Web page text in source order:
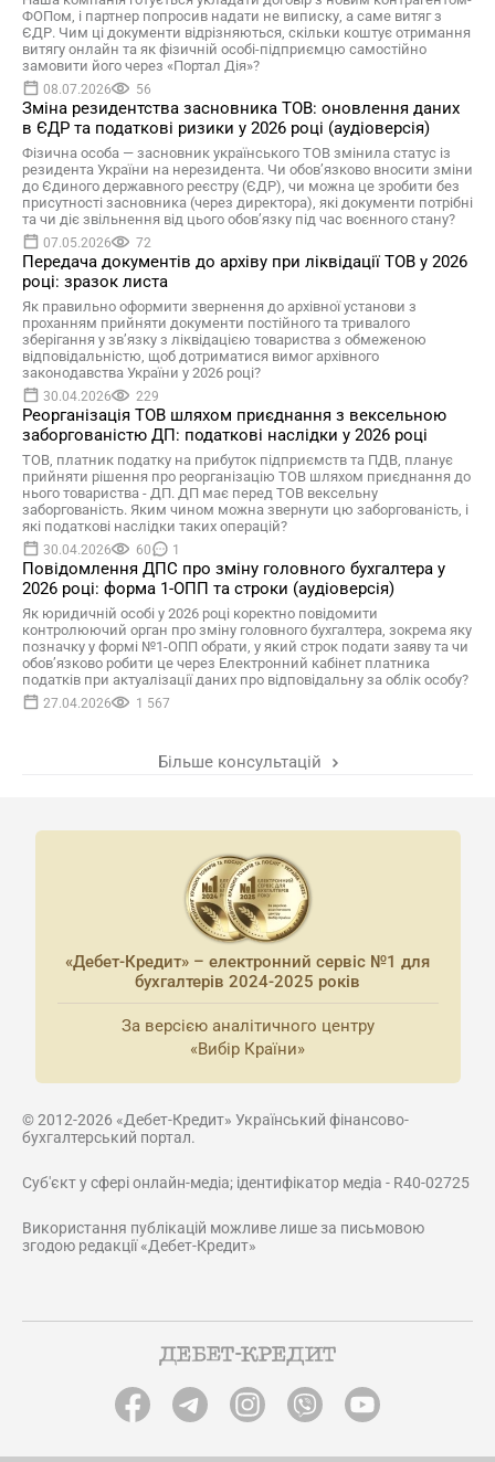
ФОПом, і партнер попросив надати не виписку, а саме витяг з
ЄДР. Чим ці документи відрізняються, скільки коштує отримання
витягу онлайн та як фізичній особі-підприємцю самостійно
замовити його через «Портал Дія»?
08.07.2026 56
Зміна резидентства засновника ТОВ: оновлення даних
в ЄДР та податкові ризики у 2026 році (аудіоверсія)
Фізична особа — засновник українського ТОВ змінила статус із
резидента України на нерезидента. Чи обов’язково вносити зміни
до Єдиного державного реєстру (ЄДР), чи можна це зробити без
присутності засновника (через директора), які документи потрібні
та чи діє звільнення від цього обов’язку під час воєнного стану?
07.05.2026 72
Передача документів до архіву при ліквідації ТОВ у 2026
році: зразок листа
Як правильно оформити звернення до архівної установи з
проханням прийняти документи постійного та тривалого
зберігання у зв’язку з ліквідацією товариства з обмеженою
відповідальністю, щоб дотриматися вимог архівного
законодавства України у 2026 році?
30.04.2026 229
Реорганізація ТОВ шляхом приєднання з вексельною
заборгованістю ДП: податкові наслідки у 2026 році
ТОВ, платник податку на прибуток підприємств та ПДВ, планує
прийняти рішення про реорганізацію ТОВ шляхом приєднання до
нього товариства - ДП. ДП має перед ТОВ вексельну
заборгованість. Яким чином можна звернути цю заборгованість, і
які податкові наслідки таких операцій?
30.04.2026 60 1
Повідомлення ДПС про зміну головного бухгалтера у
2026 році: форма 1-ОПП та строки (аудіоверсія)
Як юридичній особі у 2026 році коректно повідомити
контролюючий орган про зміну головного бухгалтера, зокрема яку
позначку у формі №1-ОПП обрати, у який строк подати заяву та чи
обов’язково робити це через Електронний кабінет платника
податків при актуалізації даних про відповідальну за облік особу?
27.04.2026 1 567
Більше консультацій
«Дебет-Кредит» – електронний сервіс №1 для
бухгалтерів 2024-2025 років
За версією аналітичного центру
«Вибір Країни»
© 2012-2026 «Дебет-Кредит» Український фінансово-
бухгалтерський портал.
Суб'єкт у сфері онлайн-медіа; ідентифікатор медіа - R40-02725
Використання публікацій можливе лише за письмовою
згодою редакції «Дебет-Кредит»